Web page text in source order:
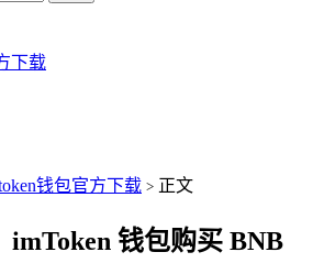
下载
钱包官方下载 > 正文
imToken 钱包购买 BNB